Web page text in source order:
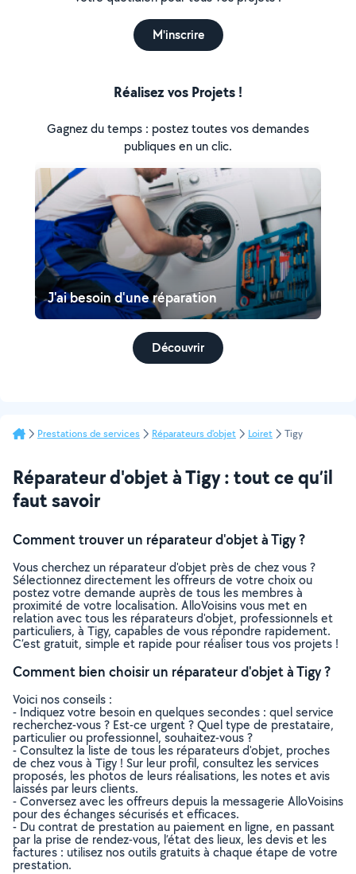
M'inscrire
Réalisez vos Projets !
Gagnez du temps : postez toutes vos demandes
publiques en un clic.
J'ai besoin d'une réparation
Découvrir
Prestations de services Réparateurs d'objet Loiret Tigy
Réparateur d'objet à Tigy : tout ce qu’il
faut savoir
Comment trouver un réparateur d'objet à Tigy ?
Vous cherchez un réparateur d'objet près de chez vous ?
Sélectionnez directement les offreurs de votre choix ou
postez votre demande auprès de tous les membres à
proximité de votre localisation. AlloVoisins vous met en
relation avec tous les réparateurs d'objet, professionnels et
particuliers, à Tigy, capables de vous répondre rapidement.
C’est gratuit, simple et rapide pour réaliser tous vos projets !
Comment bien choisir un réparateur d'objet à Tigy ?
Voici nos conseils :
- Indiquez votre besoin en quelques secondes : quel service
recherchez-vous ? Est-ce urgent ? Quel type de prestataire,
particulier ou professionnel, souhaitez-vous ?
- Consultez la liste de tous les réparateurs d'objet, proches
de chez vous à Tigy ! Sur leur profil, consultez les services
proposés, les photos de leurs réalisations, les notes et avis
laissés par leurs clients.
- Conversez avec les offreurs depuis la messagerie AlloVoisins
pour des échanges sécurisés et efficaces.
- Du contrat de prestation au paiement en ligne, en passant
par la prise de rendez-vous, l’état des lieux, les devis et les
factures : utilisez nos outils gratuits à chaque étape de votre
prestation.